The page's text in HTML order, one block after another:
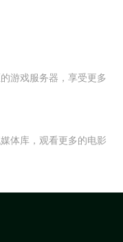
游戏服务器，享受更多
体库，观看更多的电影